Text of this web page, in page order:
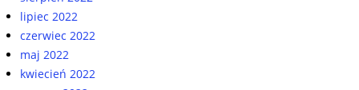
lipiec 2022
czerwiec 2022
maj 2022
kwiecień 2022